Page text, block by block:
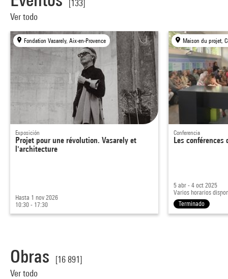
[133]
Ver todo
Fondation Vasarely, Aix-en-Provence
Exposición
Projet pour une révolution. Vasarely et
l'architecture
Hasta 1 nov 2026
10:30 - 17:30
Conferencia
Les
5 abr - 4 oct 2025
Varios horarios
Terminado
Obras
[16 891]
Ver todo